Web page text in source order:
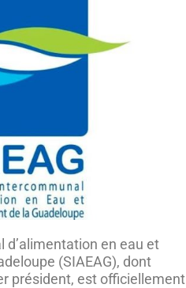
en eau et
(SIAEAG), dont
président, est officiellement